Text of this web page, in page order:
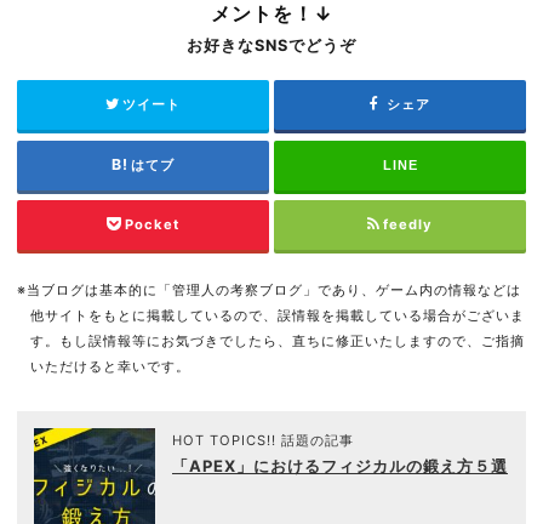
メントを！↓
お好きなSNSでどうぞ
ツイート シェア
はてブ LINE
Pocket feedly
※当ブログは基本的に「管理人の考察ブログ」であり、ゲーム内の情報などは
他サイトをもとに掲載しているので、誤情報を掲載している場合がございま
す。もし誤情報等にお気づきでしたら、直ちに修正いたしますので、ご指摘
いただけると幸いです。
HOT TOPICS!! 話題の記事
「APEX」におけるフィジカルの鍛え方５選